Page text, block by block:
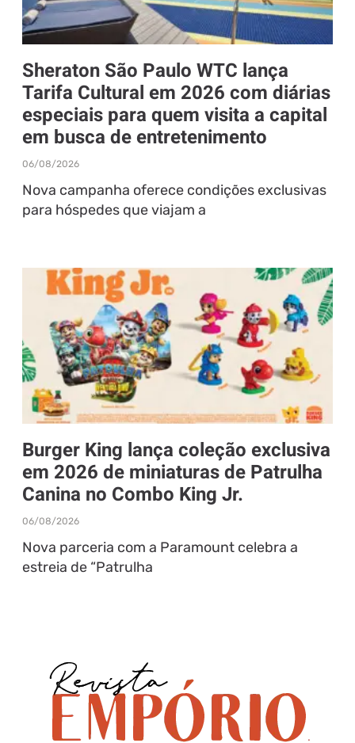
Sheraton São Paulo WTC lança
Tarifa Cultural em 2026 com diárias
especiais para quem visita a capital
em busca de entretenimento
06/08/2026
Nova campanha oferece condições exclusivas
para hóspedes que viajam a
Burger King lança coleção exclusiva
em 2026 de miniaturas de Patrulha
Canina no Combo King Jr.
06/08/2026
Nova parceria com a Paramount celebra a
estreia de “Patrulha